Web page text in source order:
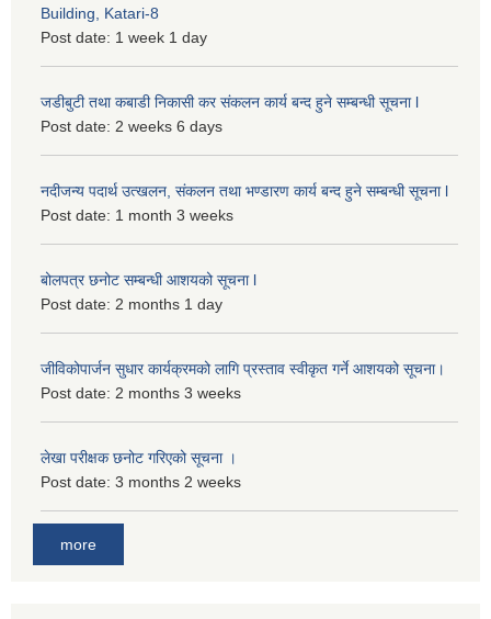
Building, Katari-8
Post date: 1 week 1 day
जडीबुटी तथा कबाडी निकासी कर संकलन कार्य बन्द हुने सम्बन्धी सूचना l
Post date: 2 weeks 6 days
नदीजन्य पदार्थ उत्खलन, संकलन तथा भण्डारण कार्य बन्द हुने सम्बन्धी सूचना l
Post date: 1 month 3 weeks
बोलपत्र छनोट सम्बन्धी आशयको सूचना l
Post date: 2 months 1 day
जीविकोपार्जन सुधार कार्यक्रमको लागि प्रस्ताव स्वीकृत गर्ने आशयको सूचना।
Post date: 2 months 3 weeks
लेखा परीक्षक छनोट गरिएको सूचना ।
Post date: 3 months 2 weeks
more